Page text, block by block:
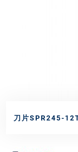
刀片SPR245-